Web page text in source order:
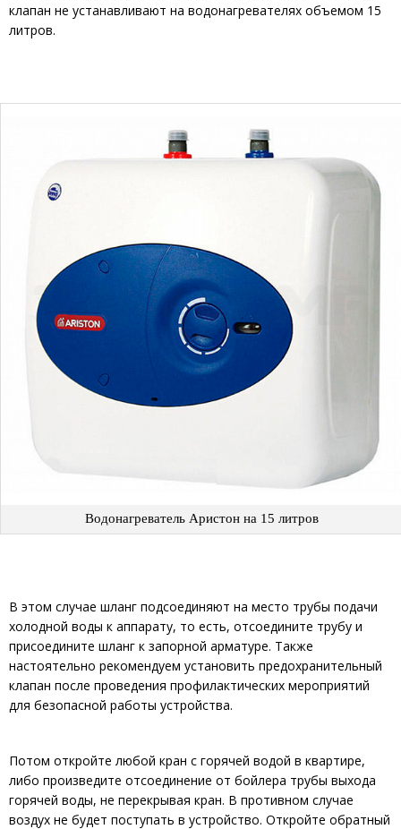
клапан не устанавливают на водонагревателях объемом 15
литров.
Водонагреватель Аристон на 15 литров
В этом случае шланг подсоединяют на место трубы подачи
холодной воды к аппарату, то есть, отсоедините трубу и
присоедините шланг к запорной арматуре. Также
настоятельно рекомендуем установить предохранительный
клапан после проведения профилактических мероприятий
для безопасной работы устройства.
Потом откройте любой кран с горячей водой в квартире,
либо произведите отсоединение от бойлера трубы выхода
горячей воды, не перекрывая кран. В противном случае
воздух не будет поступать в устройство. Откройте обратный